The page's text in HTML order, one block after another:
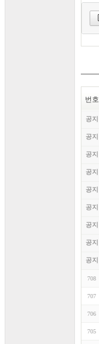
번호
공지
공지
공지
공지
공지
공지
공지
공지
공지
708
707
706
705